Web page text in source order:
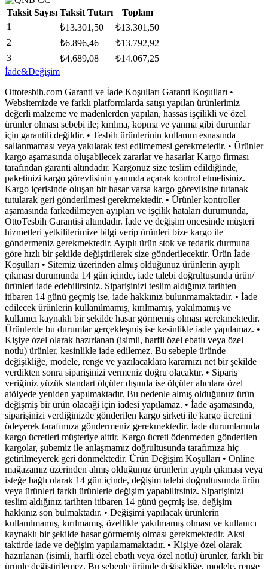
Taksit Sayısı Taksit Tutarı
Toplam
1
₺13.301,50 ₺13.301,50
2
₺6.896,46 ₺13.792,92
3
₺4.689,08 ₺14.067,25
İade&Değişim
Ottotesbih.com Garanti ve İade Koşulları Garanti Koşulları •
Websitemizde ve farklı platformlarda satışı yapılan ürünlerimiz
değerli malzeme ve madenlerden yapılan, hassas işçilikli ve özel
ürünler olması sebebi ile; kırılma, kopma ve yanma gibi durumlar
için garantili değildir. • Tesbih ürünlerinin kullanım esnasında
sallanmaması veya yakılarak test edilmemesi gerekmetedir. • Ürünler
kargo aşamasında oluşabilecek zararlar ve hasarlar Kargo firması
tarafından garanti altındadır. Kargonuz size teslim edildiğinde,
paketinizi kargo görevlisinin yanında açarak kontrol etmelisiniz.
Kargo içerisinde oluşan bir hasar varsa kargo görevlisine tutanak
tutularak geri gönderilmesi gerekmektedir. • Ürünler kontroller
aşamasında farkedilmeyen ayıpları ve işçilik hataları durumunda,
OttoTesbih Garantisi altındadır. İade ve değişim öncesinde müşteri
hizmetleri yetkililerimize bilgi verip ürünleri bize kargo ile
göndermeniz gerekmektedir. Ayıplı ürün stok ve tedarik durmuna
göre hızlı bir şekilde değiştirilerek size gönderilecektir. Ürün İade
Koşulları • Sitemiz üzerinden almış olduğunuz ürünlerin ayıplı
çıkması durumunda 14 gün içinde, iade talebi doğrultusunda ürün/
ürünleri iade edebilirsiniz. Siparişinizi teslim aldığınız tarihten
itibaren 14 günü geçmiş ise, iade hakkınız bulunmamaktadır. • İade
edilecek ürünlerin kullanılmamış, kırılmamış, yakılmamış ve
kullanıcı kaynaklı bir şekilde hasar görmemiş olması gerekmektedir.
Ürünlerde bu durumlar gerçekleşmiş ise kesinlikle iade yapılamaz. •
Kişiye özel olarak hazırlanan (isimli, harfli özel ebatlı veya özel
notlu) ürünler, kesinlikle iade edilemez. Bu sebeple üründe
değişikliğe, modele, renge ve yazılacaklara kararnızı net bir şekilde
verdikten sonra siparişinizi vermeniz doğru olacaktır. • Sipariş
veriğiniz yüzük standart ölçüler dışında ise ölçüler alıcılara özel
atölyede yeniden yapılmaktadır. Bu nedenle almış olduğunuz ürün
değişmiş bir ürün olacaği için iadesi yapılamaz. • İade aşamasında,
siparişinizi verdiğinizde gönderilen kargo şirketi ile kargo ücretini
ödeyerek tarafımıza göndermeniz gerekmektedir. İade durumlarında
kargo ücretleri müşteriye aittir. Kargo ücreti ödenmeden gönderilen
kargolar, şubemiz ile anlaşmamız doğrultusunda tarafımıza hiç
getirilmeyerek geri dönmektedir. Ürün Değişim Koşulları • Online
mağazamız üzerinden almış olduğunuz ürünlerin ayıplı çıkması veya
isteğe bağlı olarak 14 gün içinde, değişim talebi doğrultusunda ürün
veya ürünleri farklı ürünlerle değişim yapabilirsiniz. Siparişinizi
teslim aldığınız tarihten itibaren 14 günü geçmiş ise, değişim
hakkınız son bulmaktadır. • Değişimi yapılacak ürünlerin
kullanılmamış, kırılmamış, özellikle yakılmamış olması ve kullanıcı
kaynaklı bir şekilde hasar görmemiş olması gerekmektedir. Aksi
taktirde iade ve değişim yapılamamaktadır. • Kişiye özel olarak
hazırlanan (isimli, harfli özel ebatlı veya özel notlu) ürünler, farklı bir
ürünle değiştirilemez. Bu sebeple üründe değişikliğe, modele, renge